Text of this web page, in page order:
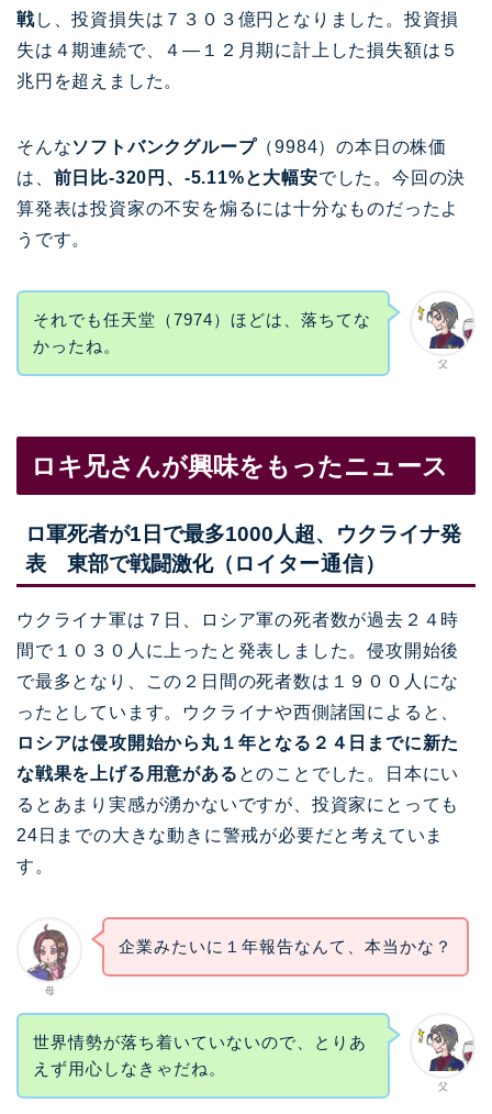
戦し、投資損失は７３０３億円となりました。投資損
失は４期連続で、４―１２月期に計上した損失額は５
兆円を超えました。
そんなソフトバンクグループ（9984）の本日の株価
は、 前日比-320円、-5.11%と大幅安でした。今回の決
算発表は投資家の不安を煽るには十分なものだったよ
うです。
父
それでも任天堂（7974）ほどは、落ちてな
かったね。
ロキ兄さんが興味をもったニュース
ロ軍死者が1日で最多1000人超、ウクライナ発
表 東部で戦闘激化（ ロイター通信）
ウクライナ軍は７日、ロシア軍の死者数が過去２４時
間で１０３０人に上ったと発表しました。侵攻開始後
で最多となり、この２日間の死者数は１９００人にな
ったとしています。ウクライナや西側諸国によると、
ロシアは侵攻開始から丸１年となる２４日までに新た
な戦果を上げる用意がある とのことでした。日本にい
るとあまり実感が湧かないですが、投資家にとっても
24日までの大きな動きに警戒が必要だと考えていま
す。
母
企業みたいに１年報告なんて、本当かな？
父
世界情勢が落ち着いていないので、とりあ
えず用心しなきゃだね。